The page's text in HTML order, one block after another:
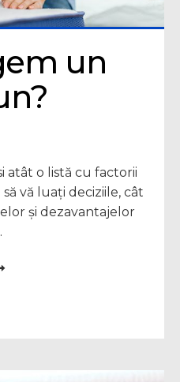
un
atât o listă cu factorii
vă luați deciziile, cât
și dezavantajelor